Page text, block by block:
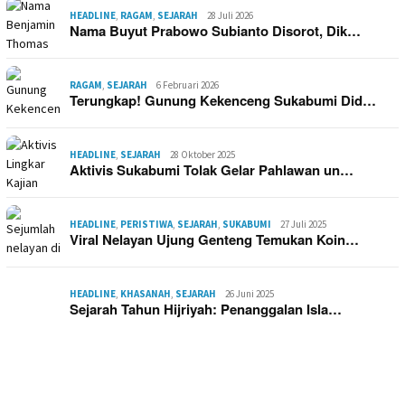
HEADLINE RAGAM SEJARAH 28 Juli 2026
Nama Buyut Prabowo Subianto Disorot, Dik…
RAGAM SEJARAH 6 Februari 2026
Terungkap! Gunung Kekenceng Sukabumi Did…
HEADLINE SEJARAH 28 Oktober 2025
Aktivis Sukabumi Tolak Gelar Pahlawan un…
HEADLINE PERISTIWA SEJARAH SUKABUMI 27 Juli 2025
Viral Nelayan Ujung Genteng Temukan Koin…
HEADLINE KHASANAH SEJARAH 26 Juni 2025
Sejarah Tahun Hijriyah: Penanggalan Isla…